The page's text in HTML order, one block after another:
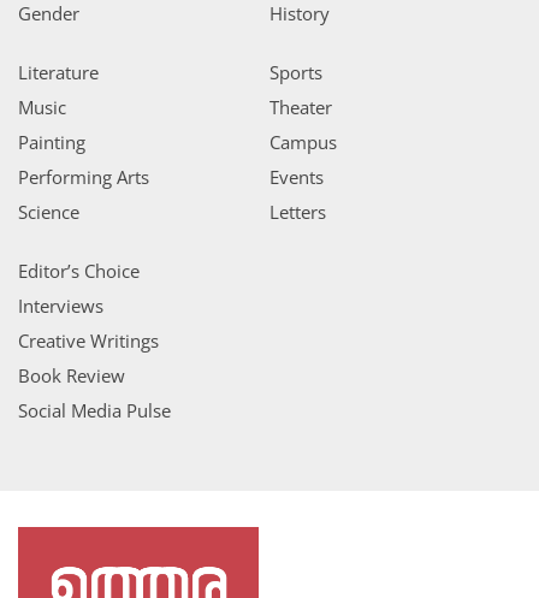
Gender
History
Literature
Music
Painting
Performing Arts
Science
Sports
Theater
Campus
Events
Letters
Editor’s Choice
Interviews
Creative Writings
Book Review
Social Media Pulse